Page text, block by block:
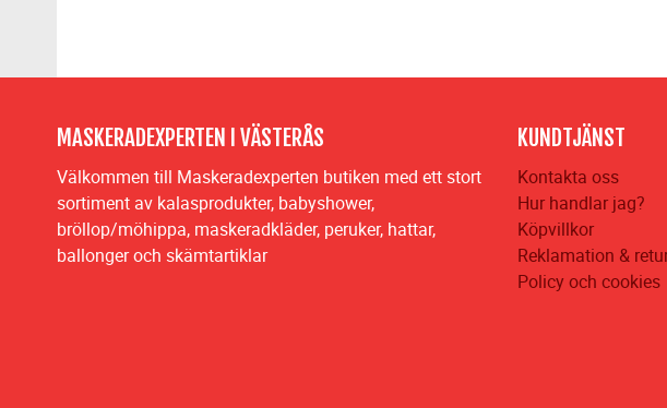
MASKERADEXPERTEN I VÄSTERÅS
Välkommen till Maskeradexperten butiken med ett stort
sortiment av kalasprodukter, babyshower,
bröllop/möhippa, maskeradkläder, peruker, hattar,
ballonger och skämtartiklar
KUNDTJÄNST
Kontakta oss
Hur handlar jag?
Köpvillkor
Reklamation &
Policy och cookies